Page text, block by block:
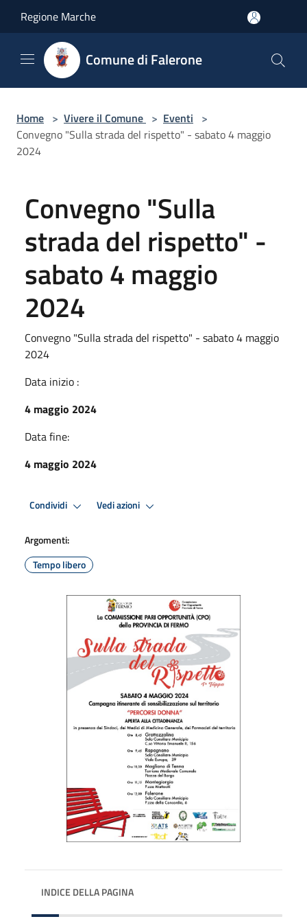
Regione Marche
Comune di Falerone
Home > Vivere il Comune > Eventi >
Convegno "Sulla strada del rispetto" - sabato 4 maggio
2024
Convegno "Sulla
strada del rispetto" -
sabato 4 maggio
2024
Convegno "Sulla strada del rispetto" - sabato 4 maggio
2024
Data inizio :
4 maggio 2024
Data fine:
4 maggio 2024
Condividi Vedi azioni
Argomenti:
Tempo libero
INDICE DELLA PAGINA